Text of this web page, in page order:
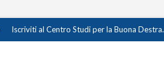
Iscriviti al Centro Studi per la Buona Destra.